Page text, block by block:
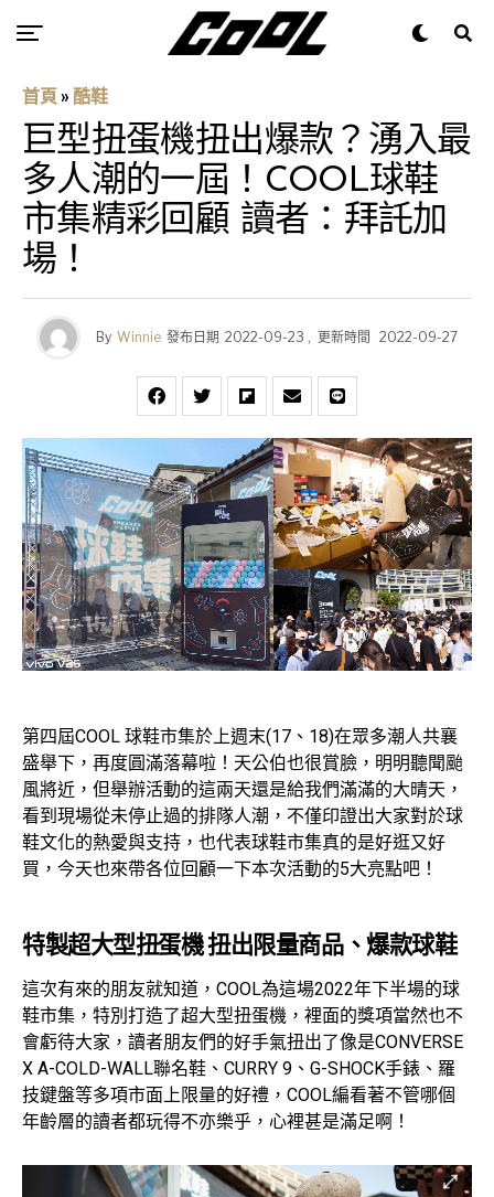
首頁 » 酷鞋
巨型扭蛋機扭出爆款？湧入最
多人潮的一屆！COOL球鞋
市集精彩回顧 讀者：拜託加
場！
By Winnie 發布日期 2022-09-23 , 更新時間 2022-09-27
第四屆COOL 球鞋市集於上週末(17、18)在眾多潮人共襄
盛舉下，再度圓滿落幕啦！天公伯也很賞臉，明明聽聞颱
風將近，但舉辦活動的這兩天還是給我們滿滿的大晴天，
看到現場從未停止過的排隊人潮，不僅印證出大家對於球
鞋文化的熱愛與支持，也代表球鞋市集真的是好逛又好
買，今天也來帶各位回顧一下本次活動的5大亮點吧！
特製超大型扭蛋機 扭出限量商品、爆款球鞋
這次有來的朋友就知道，COOL為這場2022年下半場的球
鞋市集，特別打造了超大型扭蛋機，裡面的獎項當然也不
會虧待大家，讀者朋友們的好手氣扭出了像是CONVERSE
X A-COLD-WALL聯名鞋、CURRY 9、G-SHOCK手錶、羅
技鍵盤等多項市面上限量的好禮，COOL編看著不管哪個
年齡層的讀者都玩得不亦樂乎，心裡甚是滿足啊！